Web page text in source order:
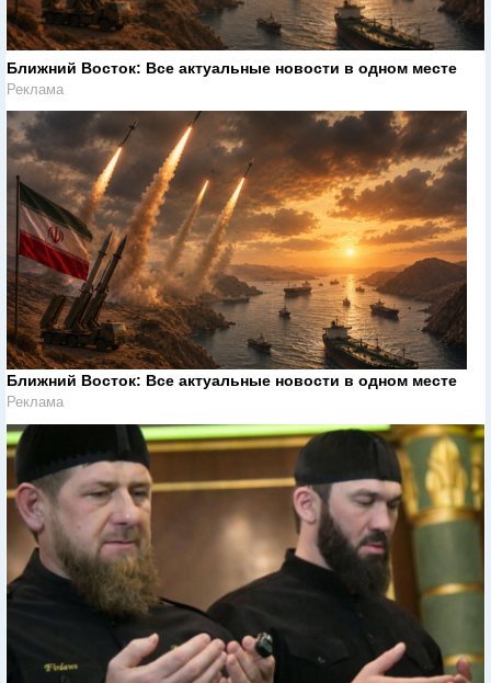
Ближний Восток: Все актуальные новости в одном месте
Реклама
Ближний Восток: Все актуальные новости в одном месте
Реклама